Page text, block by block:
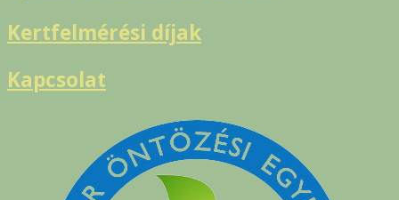
Kertfelmérési díjak
Kapcsolat